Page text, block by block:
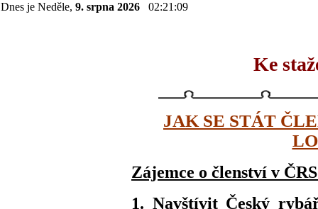
Dnes je Neděle, 9. srpna 2026 02:21:10
Ke
JAK SE STÁT
Zájemce o členství v
1. Navštívit Český